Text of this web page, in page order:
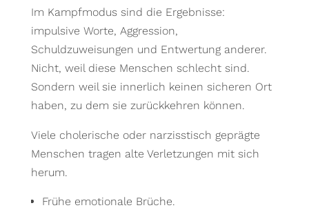
Im Kampfmodus sind die Ergebnisse:
impulsive Worte, Aggression,
Schuldzuweisungen und Entwertung anderer.
Nicht, weil diese Menschen schlecht sind.
Sondern weil sie innerlich keinen sicheren Ort
haben, zu dem sie zurückkehren können.
Viele cholerische oder narzisstisch geprägte
Menschen tragen alte Verletzungen mit sich
herum.
Frühe emotionale Brüche.